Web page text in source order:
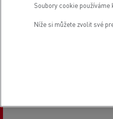
Umístění
Soubory cookie
Níže si můžete zvolit své